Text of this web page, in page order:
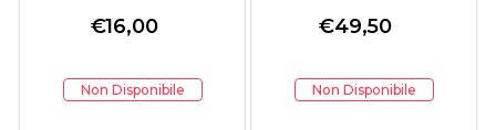
€16,00
Non Disponibile
€49,50
Non Disponibile